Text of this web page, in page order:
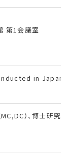
第1会議室
in
）、博士研究員